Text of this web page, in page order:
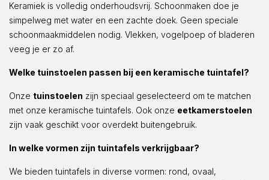
Keramiek is volledig onderhoudsvrij. Schoonmaken doe je
simpelweg met water en een zachte doek. Geen speciale
schoonmaakmiddelen nodig. Vlekken, vogelpoep of bladeren
veeg je er zo af.
Welke tuinstoelen passen bij een keramische tuintafel?
Onze tuinstoelen zijn speciaal geselecteerd om te matchen
met onze keramische tuintafels. Ook onze eetkamerstoelen
zijn vaak geschikt voor overdekt buitengebruik.
In welke vormen zijn tuintafels verkrijgbaar?
We bieden tuintafels in diverse vormen: rond, ovaal,